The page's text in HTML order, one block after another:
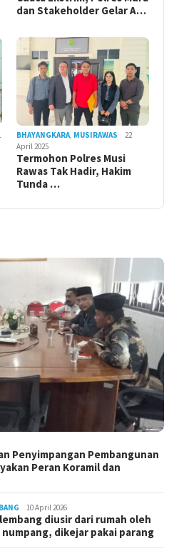
dan Stakeholder Gelar A…
BHAYANGKARA MUSIRAWAS
22
April 2025
Termohon Polres Musi
Rawas Tak Hadir, Hakim
Tunda …
Penyimpangan Pembangunan
Peran Koramil dan
10 April 2026
diusir dari rumah oleh
dikejar pakai parang